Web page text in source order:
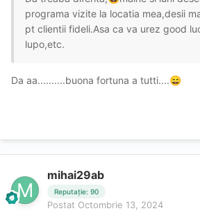
programa vizite la locatia mea,desii
pt clientii fideli.Asa ca va urez good
lupo,etc.
Da aa..........buona fortuna a tutti....😄
mihai29ab
Reputație: 90
Postat Octombrie 13, 2024